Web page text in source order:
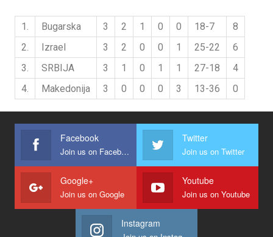
1. Bugarska 3 2 1 0 0 18-7
8
2.
Izrael 3 2 0 0 1 25-22
6
3.
SRBIJA 3 1 0 1 1 27-18
4
4.
Makedonija 3 0 0 0 3 13-36 0
Facebook
Join us on Facebook
Twitter
Join us on Twitter
Google+
Join us on Google
Youtube
Join us on Youtube
Instagram